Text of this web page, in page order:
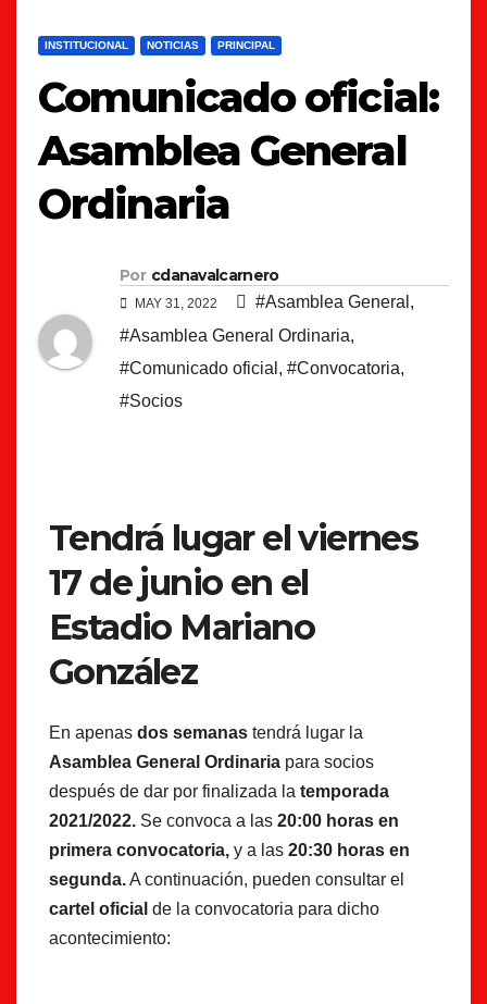
INSTITUCIONAL NOTICIAS PRINCIPAL
Comunicado oficial:
Asamblea General
Ordinaria
Por cdanavalcarnero
MAY 31, 2022 #Asamblea General ,
#Asamblea General Ordinaria,
#Comunicado oficial , #Convocatoria,
#Socios
Tendrá lugar el viernes
17 de junio en el
Estadio Mariano
González
En apenas dos semanas tendrá lugar la
Asamblea General Ordinaria para socios
después de dar por finalizada la temporada
2021/2022. Se convoca a las 20:00 horas en
primera convocatoria, y a las 20:30 horas en
segunda.A continuación, pueden consultar el
cartel oficial de la convocatoria para dicho
acontecimiento: